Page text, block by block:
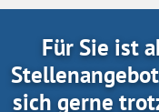
Für Sie ist
sich gerne